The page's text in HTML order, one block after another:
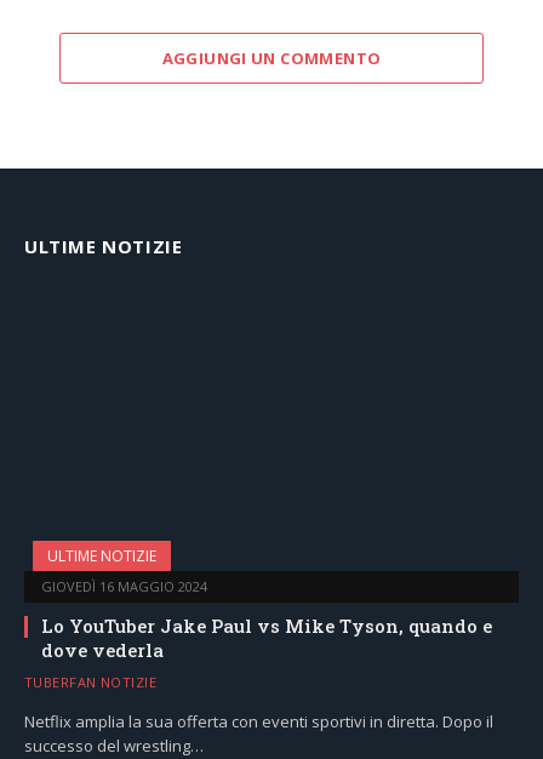
AGGIUNGI UN COMMENTO
ULTIME NOTIZIE
ULTIME NOTIZIE
GIOVEDÌ 16 MAGGIO 2024
Lo YouTuber Jake Paul vs Mike Tyson, quando e
dove vederla
TUBERFAN NOTIZIE
Netflix amplia la sua offerta con eventi sportivi in diretta. Dopo il
successo del wrestling…